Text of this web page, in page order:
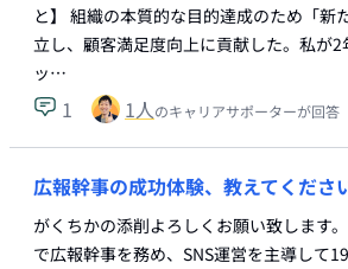
と】 組織の本質的な目的達成のため「新
立し、顧客満足度向上に貢献した。私が
ッ…
1 1人のキャリアサポーターが回答
広報幹事の成功体験、教えてくださ
がくちかの添削よろしくお願い致します
で広報幹事を務め、SNS運営を主導して